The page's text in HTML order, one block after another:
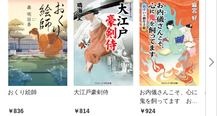
おくり絵師
836
大江戸豪剣侍
814
お内儀さんこそ、心に
鬼を飼ってます おけ
いの戯作手帖
924
極